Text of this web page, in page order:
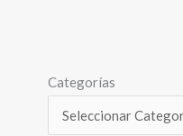
Categorías